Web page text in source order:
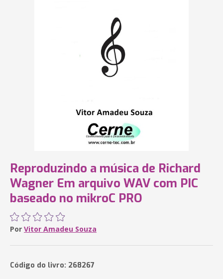
Reproduzindo a música de Richard
Wagner Em arquivo WAV com PIC
baseado no mikroC PRO
Por Vitor Amadeu Souza
Código do livro: 268267